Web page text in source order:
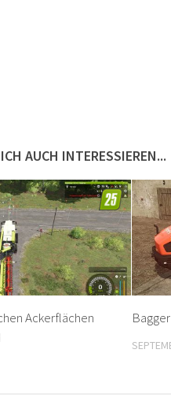
AUCH INTERESSIEREN...
Ackerflächen